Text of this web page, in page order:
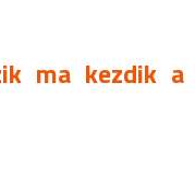
ma kezdik a